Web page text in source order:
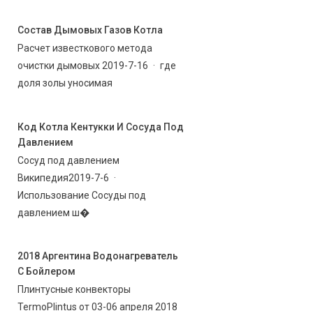
Состав Дымовых Газов Котла
Расчет известкового метода
очистки дымовых 2019-7-16 · где
доля золы уносимая
Код Котла Кентукки И Сосуда Под
Давлением
Сосуд под давлением
Википедия2019-7-6 ·
Использование Сосуды под
давлением ш�
2018 Аргентина Водонагреватель
С Бойлером
Плинтусные конвекторы
TermoPlintus от 03-06 апреля 2018